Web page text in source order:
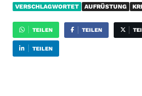
VERSCHLAGWORTET AUFRÜSTUNG
TEILEN TEILEN
TEILEN